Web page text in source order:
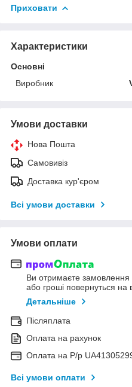
Приховати
Характеристики
Основні
Виробник
Умови доставки
Нова Пошта
Самовивіз
Доставка кур'єром
Всі умови доставки
Умови оплати
Ви отримаєте замовлення
або гроші повернуться на
Детальніше
Післяплата
Оплата на рахунок
Оплата на Р/р
Всі умови оплати